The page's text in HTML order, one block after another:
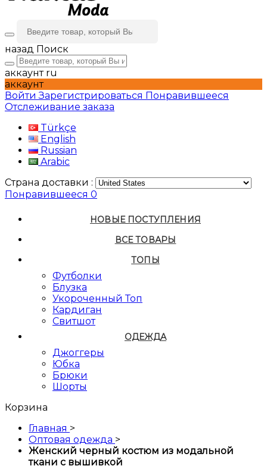
назад Поиск
аккаунт ru
аккаунт
ВойтиЗарегистрироваться Понравившееся
Отслеживание заказа
Türkçe
English
Russian
Arabic
Страна доставки :
Понравившееся 0
НОВЫЕ ПОСТУПЛЕНИЯ
ВСЕ ТОВАРЫ
ТОПЫ
Футболки
Блузка
Укороченный Топ
Кардиган
Свитшот
ОДЕЖДА
Джоггеры
Юбка
Брюки
Шорты
Корзина
Главная >
Оптовая одежда >
Женский черный костюм из модальной
ткани с вышивкой